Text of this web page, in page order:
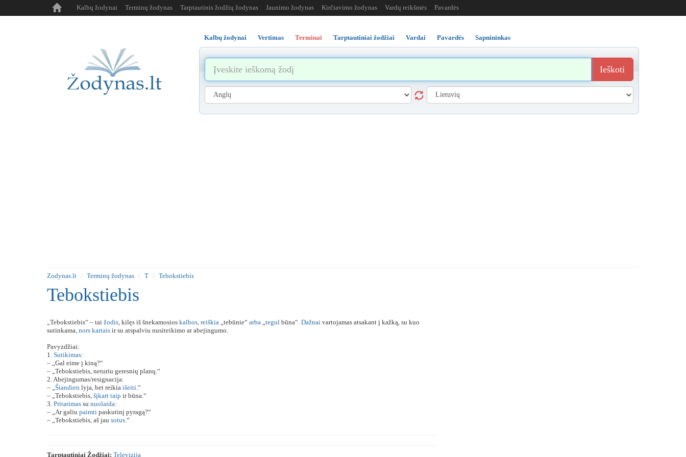
Kalbų žodynai Terminų žodynas Tarptautinis žodžių žodynas Jaunimo žodynas Kirčiavimo žodynas Vardų reikšmės Pavardės
Kalbų žodynai Vertimas Terminai Tarptautiniai žodžiai Vardai Pavardės Sapnininkas
Ieškoti
Zodynas.lt Terminų žodynas T Tebokstiebis
Tebokstiebis
„Tebokstiebis“ – tai žodis, kilęs iš šnekamosios kalbos, reiškia „tebūnie“ arba „tegul būna“. Dažnai vartojamas atsakant į kažką, su kuo
sutinkama, nors kartais ir su atspalviu nusiteikimo ar abejingumo.
Pavyzdžiai:
1. Sutikimas:
– „Gal eime į kiną?“
– „Tebokstiebis, neturiu geresnių planų.“
2. Abejingumas/resignacija:
– „Šiandien lyja, bet reikia išeiti.“
– „Tebokstiebis, šįkart taip ir būna.“
3. Pritarimas su nuolaida:
– „Ar galiu paimti paskutinį pyragą?“
– „Tebokstiebis, aš jau sotus.“
Tarptautiniai Žodžiai: Televizija